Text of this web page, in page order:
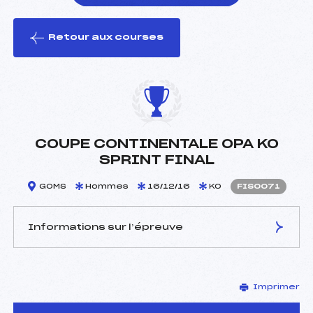
le ski
Retour aux courses
COUPE CONTINENTALE OPA KO
SPRINT FINAL
GOMS Hommes 16/12/16 KO FIS0071
Informations sur l’épreuve
–
D.T Adjoint :
–
Imprimer